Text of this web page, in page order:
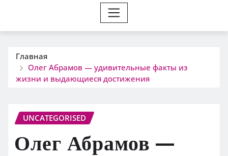
Главная
Олег Абрамов — удивительные факты из
жизни и выдающиеся достижения
UNCATEGORISED
Олег Абрамов —